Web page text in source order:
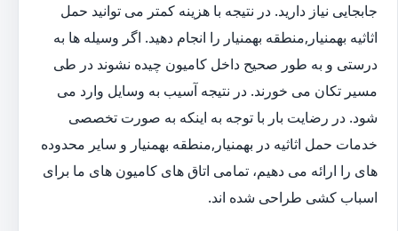
جابجایی نیاز دارید. در نتیجه با هزینه کمتر می توانید حمل
اثاثیه بهمنیار,منطقه بهمنیار را انجام دهید. اگر وسیله ها به
درستی و به طور صحیح داخل کامیون چیده نشوند در طی
مسیر تکان می خورند. در نتیجه آسیب به وسایل وارد می
شود. در رضایت بار با توجه به اینکه به صورت تخصصی
خدمات حمل اثاثیه در بهمنیار,منطقه بهمنیار و سایر محدوده
های را ارائه می دهیم، تمامی اتاق های کامیون های ما برای
اسباب کشی طراحی شده اند.